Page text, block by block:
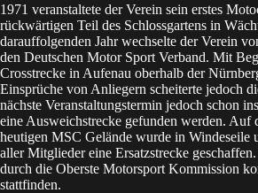
1971 veranstaltete der Verein sein erstes
rückwärtigen Teil des Schlossgartens in
darauffolgenden Jahr wechselte der Verein
den Deutschen Motor Sport Verband. Mit
Crosstrecke in Aufenau oberhalb der
Einsprüche von Anliegern scheiterte jedoch
nächste Veranstaltungstermin jedoch schon
eine Ausweichstrecke gefunden werden. Auf
heutigen MSC Gelände wurde in Windeseile
aller Mitglieder eine Ersatzstrecke
durch die Oberste Motorsport Kommission
stattfinden.